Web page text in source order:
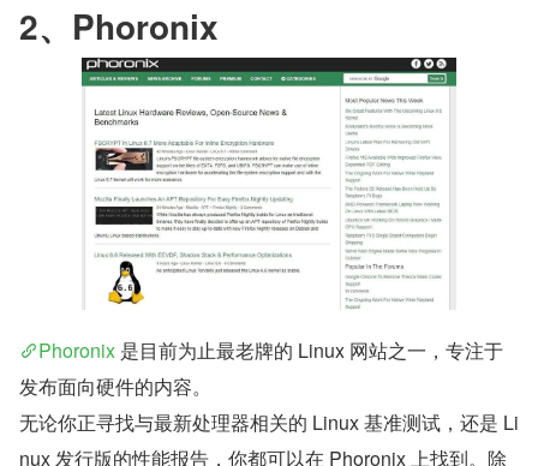
2、Phoronix
Phoronix 是目前为止最老牌的 Linux 网站之一，专注于
发布面向硬件的内容。
无论你正寻找与最新处理器相关的 Linux 基准测试，还是 Li
nux 发行版的性能报告，你都可以在 Phoronix 上找到。除